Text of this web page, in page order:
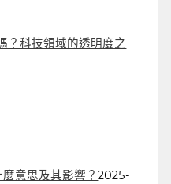
？科技領域的透明度之
意思及其影響？2025-